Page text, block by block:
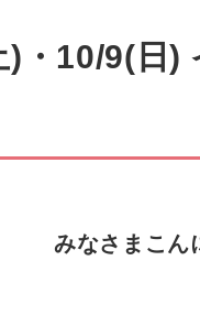
・10/9(日)
みなさまこ